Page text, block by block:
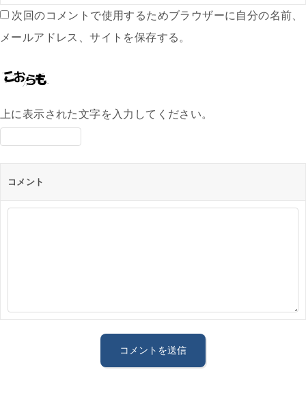
次回のコメントで使用するためブラウザーに自分の名前、
メールアドレス、サイトを保存する。
上に表示された文字を入力してください。
コメント